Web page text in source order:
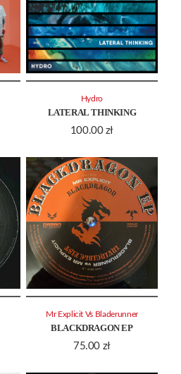
LATERAL THINKING
100.00 zł
Hydro
BLACKDRAGON EP
75.00 zł
Mr Explicit Vs Bladerunner